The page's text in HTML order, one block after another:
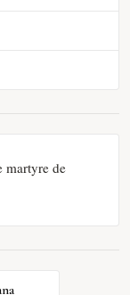
martyre de